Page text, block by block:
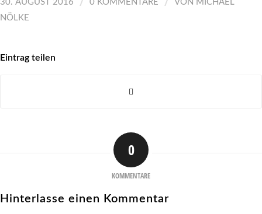
30. AUGUST 2016 0 KOMMENTARE VON MICHAEL
NÖLKE
Eintrag teilen
0
KOMMENTARE
Hinterlasse einen Kommentar